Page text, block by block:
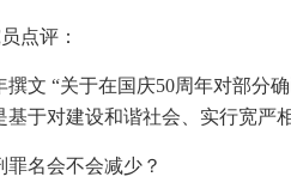
点评：
撰文 “关于在国庆50周年对部分
于对建设和谐社会、实行宽严
罪名会不会减少？